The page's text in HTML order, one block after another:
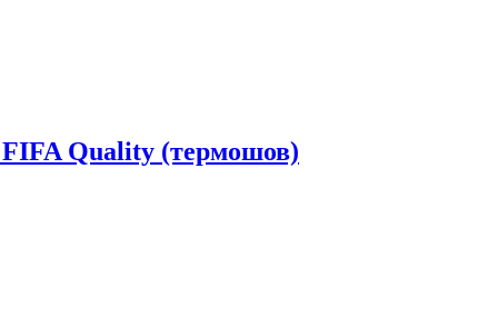
FIFA Quality (термошов)